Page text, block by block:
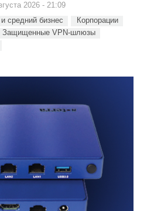
2026 - 21:09
средний бизнес
Корпорации
Защищенные VPN-шлюзы